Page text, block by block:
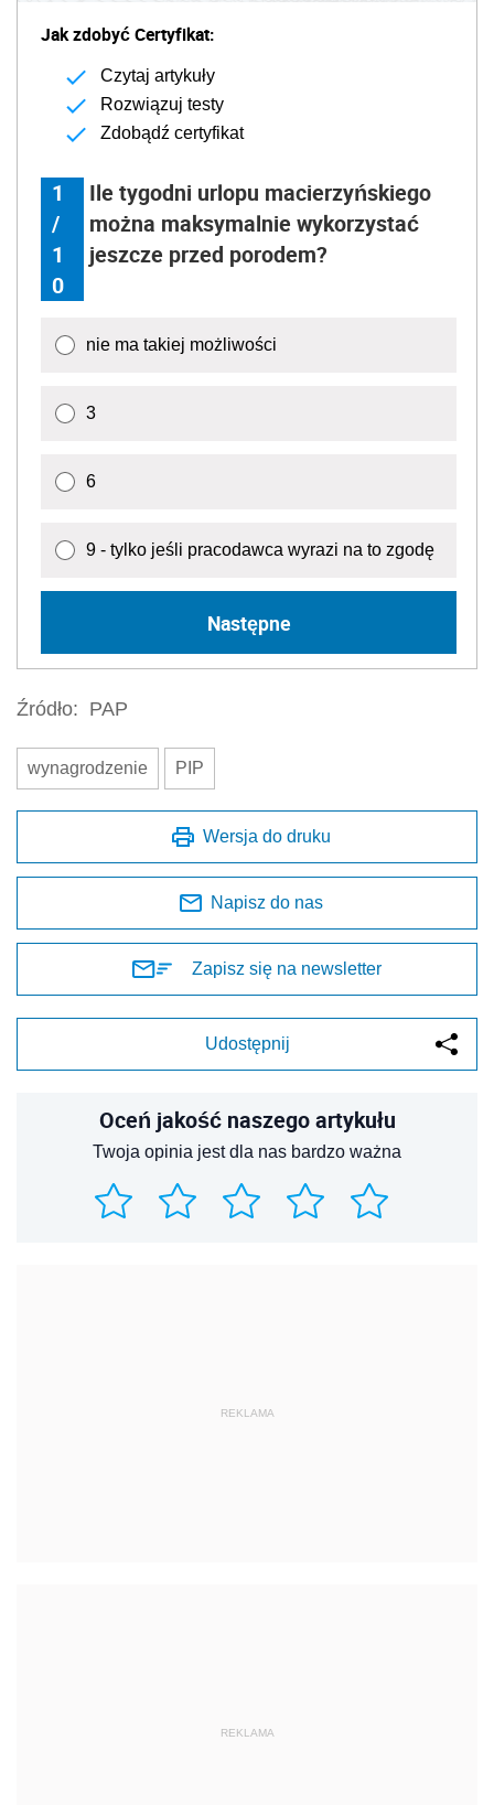
Jak zdobyć Certyfikat:
Czytaj artykuły
Rozwiązuj testy
Zdobądź certyfikat
1
/
1
0
Ile tygodni urlopu macierzyńskiego
można maksymalnie wykorzystać
jeszcze przed porodem?
nie ma takiej możliwości
3
6
9 - tylko jeśli pracodawca wyrazi na to zgodę
Następne
Źródło: PAP
wynagrodzenie PIP
Wersja do druku
Napisz do nas
Zapisz się na newsletter
Udostępnij
Oceń jakość naszego artykułu
Twoja opinia jest dla nas bardzo ważna
REKLAMA
REKLAMA